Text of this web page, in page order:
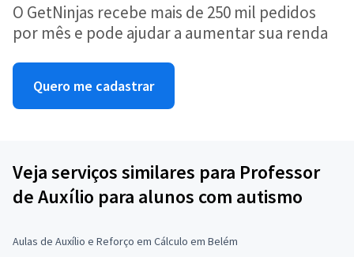
O GetNinjas recebe mais de 250 mil pedidos
por mês e pode ajudar a aumentar sua renda
Quero me cadastrar
Veja serviços similares para Professor
de Auxílio para alunos com autismo
Aulas de Auxílio e Reforço em Cálculo em Belém